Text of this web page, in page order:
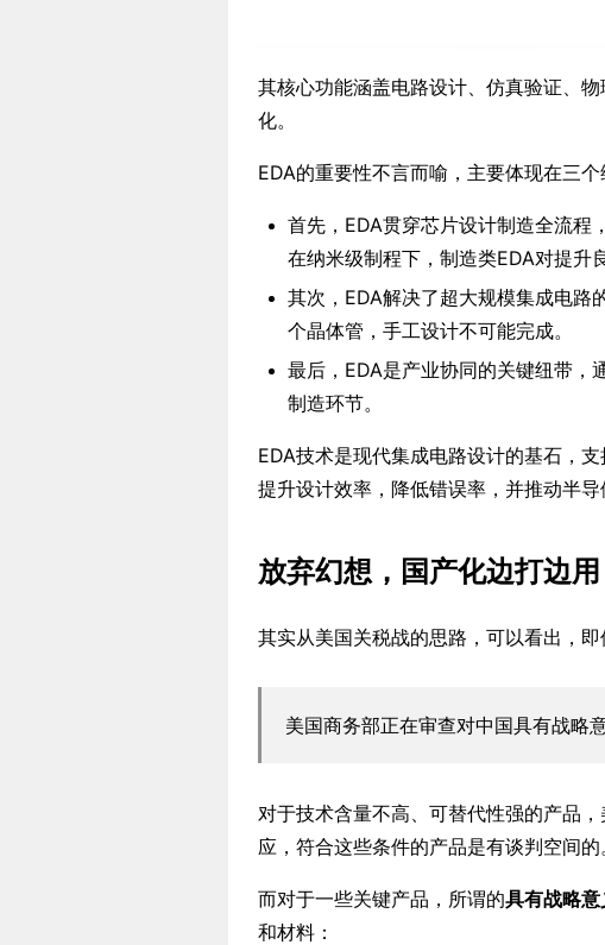
其核心功能涵盖电路设计、仿真验证、
化。
EDA的重要性不言而喻，主要体现在三个
首先，EDA贯穿芯片设计制造全流程
在纳米级制程下，制造类EDA对提升
其次，EDA解决了超大规模集成电
个晶体管，手工设计不可能完成。
最后，EDA是产业协同的关键纽带
制造环节。
EDA技术是现代集成电路设计的基石，
提升设计效率，降低错误率，并推动半
放弃幻想，国产化边打边用
其实从美国关税战的思路，可以看出，
美国商务部正在审查对中国具有战略
对于技术含量不高、可替代性强的产品
应，符合这些条件的产品是有谈判空间的
而对于一些关键产品，所谓的具有战略意
和材料：